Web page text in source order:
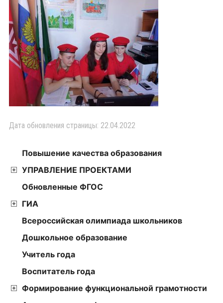
Дата обновления страницы: 22.04.2022
Повышение качества образования
УПРАВЛЕНИЕ ПРОЕКТАМИ
Обновленные ФГОС
ГИА
Всероссийская олимпиада школьников
Дошкольное образование
Учитель года
Воспитатель года
Формирование функциональной грамотности